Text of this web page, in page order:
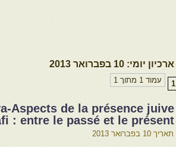
ארכיון יומי: 10 בפברואר 2013
עמוד 1 מתוך 1 1
Aspects de la présence juive
: entre le passé et le présent
תאריך 10 בפברואר 2013